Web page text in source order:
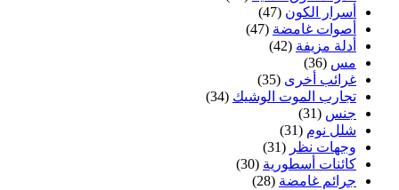
أسرار الكون (47)
أصوات غامضة (47)
أدلة مزيفة (42)
مس (36)
غرائب أخرى (35)
تجارب الموت الوشيك (34)
جنس (31)
شلل نوم (31)
وجهات نظر (31)
كائنات أسطورية (30)
جرائم غامضة (28)